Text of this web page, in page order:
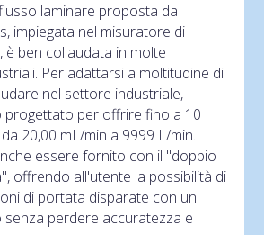
laminare proposta da
impiegata nel misuratore di
è ben collaudata in molte
Per adattarsi a moltitudine di
nel settore industriale,
progettato per offrire fino a 10
20,00 mL/min a 9999 L/min.
essere fornito con il "doppio
offrendo all'utente la possibilità di
di portata disparate con un
perdere accuratezza e